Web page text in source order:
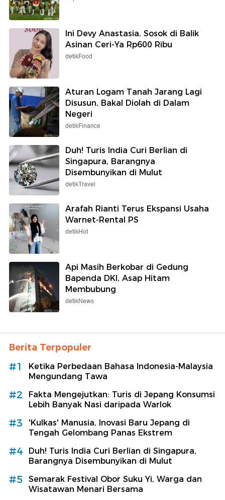
Ini Devy Anastasia, Sosok di Balik
Asinan Ceri-Ya Rp600 Ribu
detikFood
Aturan Logam Tanah Jarang Lagi
Disusun, Bakal Diolah di Dalam
Negeri
detikFinance
Duh! Turis India Curi Berlian di
Singapura, Barangnya
Disembunyikan di Mulut
detikTravel
Arafah Rianti Terus Ekspansi Usaha
Warnet-Rental PS
detikHot
Api Masih Berkobar di Gedung
Bapenda DKI, Asap Hitam
Membubung
detikNews
Berita Terpopuler
#1
Ketika Perbedaan Bahasa Indonesia-Malaysia
Mengundang Tawa
#2
Fakta Mengejutkan: Turis di Jepang Konsumsi
Lebih Banyak Nasi daripada Warlok
#3
'Kulkas' Manusia, Inovasi Baru Jepang di
Tengah Gelombang Panas Ekstrem
#4
Duh! Turis India Curi Berlian di Singapura,
Barangnya Disembunyikan di Mulut
#5
Semarak Festival Obor Suku Yi, Warga dan
Wisatawan Menari Bersama